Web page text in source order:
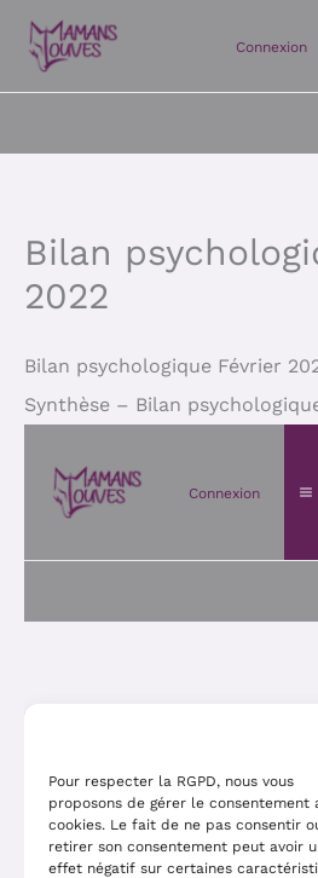
Aller
contenu
Connexion
Bilan
2022
Bilan psychologique Février
Synthèse – Bilan